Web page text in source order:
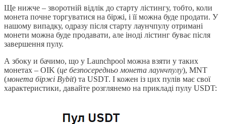
Ще нижче – зворотній відлік до старту лістингу, тобто, коли
монета почне торгуватися на біржі, і її можна буде продати. У
нашому випадку, одразу після старту лаунчпулу отримані
монети можна буде продавати, але іноді лістинг буває після
завершення пулу.
А збоку и бачимо, що у Launchpool можна взяти у таких
монетах – OIK (це безпосередньо монета лаунчпулу), MNT
(монета біржі Bybit) та USDT. І кожен із цих пулів має свої
характеристики, давайте розглянемо на прикладі пулу USDT: